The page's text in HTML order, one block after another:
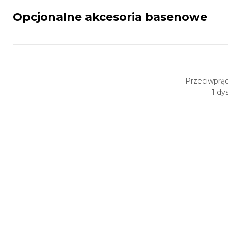
Opcjonalne akcesoria basenowe
1